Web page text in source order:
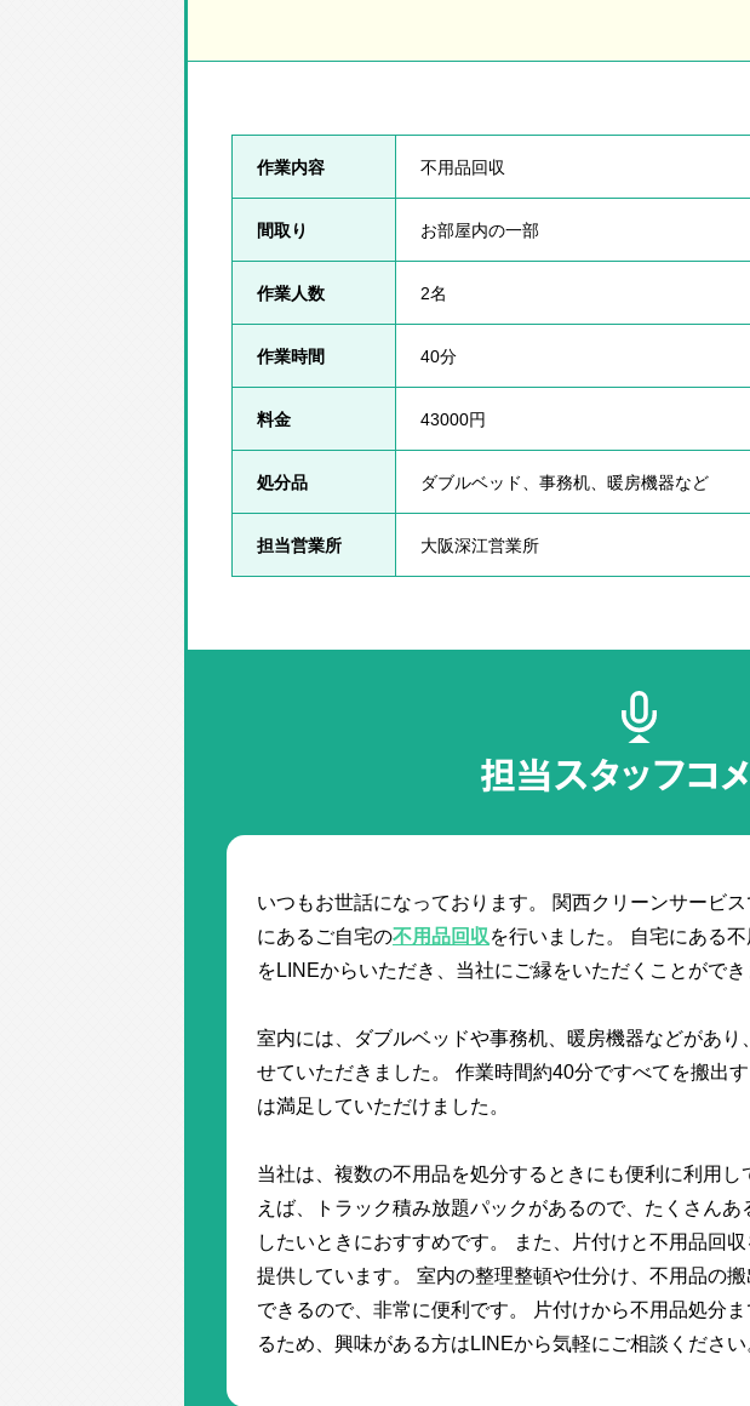
作業内容 不用品回収
間取り お部屋内の一部
作業人数 2名
作業時間 40分
料金 43000円
処分品 ダブルベッド、事務机、暖房機器など
担当営業所 大阪深江営業所
担当スタッフコ
いつもお世話になっております。 関西クリーンサービス
にあるご自宅の不用品回収を行いました。 自宅にある
をLINEからいただき、当社にご縁をいただくことができ
室内には、ダブルベッドや事務机、暖房機器などがあ
せていただきました。 作業時間約40分ですべてを搬出
は満足していただけました。
当社は、複数の不用品を処分するときにも便利に利用
えば、トラック積み放題パックがあるので、たくさん
したいときにおすすめです。 また、片付けと不用品回
提供しています。 室内の整理整頓や仕分け、不用品の
できるので、非常に便利です。 片付けから不用品処分
るため、興味がある方はLINEから気軽にご相談ください